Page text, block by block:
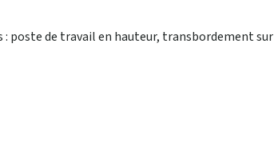
: poste de travail en hauteur, transbordement